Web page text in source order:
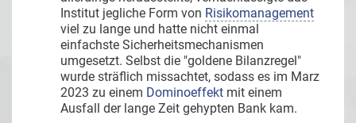
Institut jegliche Form von Risikomanagement
viel zu lange und hatte nicht einmal
einfachste Sicherheitsmechanismen
umgesetzt. Selbst die "goldene Bilanzregel"
wurde sträflich missachtet, sodass es im Marz
2023 zu einem Dominoeffekt mit einem
Ausfall der lange Zeit gehypten Bank kam.